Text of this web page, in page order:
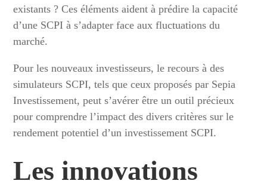
existants ? Ces éléments aident à prédire la capacité
d’une SCPI à s’adapter face aux fluctuations du
marché.
Pour les nouveaux investisseurs, le recours à des
simulateurs SCPI, tels que ceux proposés par Sepia
Investissement, peut s’avérer être un outil précieux
pour comprendre l’impact des divers critères sur le
rendement potentiel d’un investissement SCPI.
Les innovations